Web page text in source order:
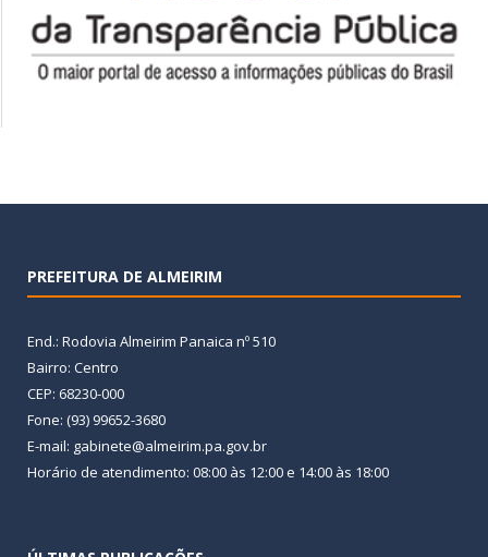
PREFEITURA DE ALMEIRIM
End.: Rodovia Almeirim Panaica nº 510
Bairro: Centro
CEP: 68230-000
Fone: (93) 99652-3680
E-mail: gabinete@almeirim.pa.gov.br
Horário de atendimento: 08:00 às 12:00 e 14:00 às 18:00